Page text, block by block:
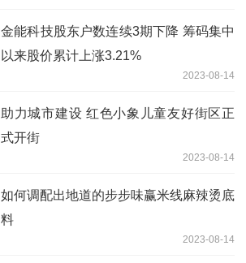
金能科技股东户数连续3期下降 筹码集中
以来股价累计上涨3.21%
2023-08-14
助力城市建设 红色小象儿童友好街区正
式开街
2023-08-14
如何调配出地道的步步味赢米线麻辣烫底
料
2023-08-14